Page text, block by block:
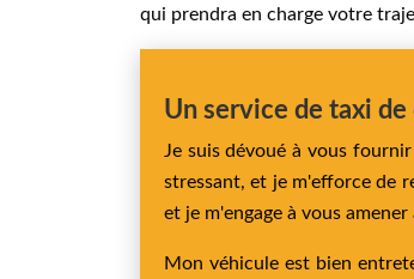
qui prendra en charge votre
Un service de taxi
Je suis dévoué à vous
stressant, et je m'efforce de
et je m'engage à vous
Mon véhicule est bien